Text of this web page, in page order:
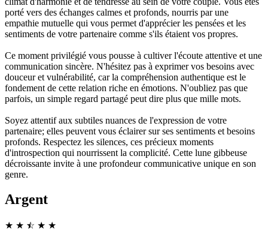
porté vers des échanges calmes et profonds, nourris par une
empathie mutuelle qui vous permet d'apprécier les pensées et les
sentiments de votre partenaire comme s'ils étaient vos propres.
Ce moment privilégié vous pousse à cultiver l'écoute attentive et une
communication sincère. N'hésitez pas à exprimer vos besoins avec
douceur et vulnérabilité, car la compréhension authentique est le
fondement de cette relation riche en émotions. N'oubliez pas que
parfois, un simple regard partagé peut dire plus que mille mots.
Soyez attentif aux subtiles nuances de l'expression de votre
partenaire; elles peuvent vous éclairer sur ses sentiments et besoins
profonds. Respectez les silences, ces précieux moments
d'introspection qui nourrissent la complicité. Cette lune gibbeuse
décroissante invite à une profondeur communicative unique en son
genre.
Argent
★ ★ ☆
★ ★ ★